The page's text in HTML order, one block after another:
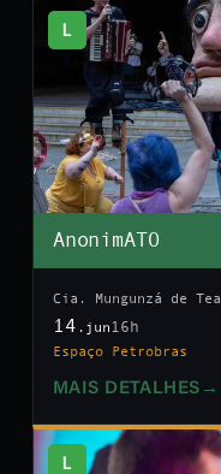
L
AnonimATO
Cia. Mungunzá de
14 .jun 16h
Espaço Petrobras
MAIS DETALHES →
L